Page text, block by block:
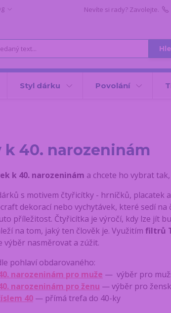
Nevíte si rady? Zavolejte.
Styl dárku Povolání
k 40. narozeninám
k 40. narozeninám a chcete ho vybrat
s motivem čtyřicítky - hrníčků, placatek
dekorací nebo vychytávek, které sedí na
příležitost. Čtyřicítka je výročí, kdy lze jít
na tom, jaký ten člověk je. Využitím filtrů
výběr nasměrovat a zúžit.
pohlaví obdarovaného:
narozeninám pro muže — výběr pro
narozeninám pro ženu — výběr pro
40— přímá trefa do 40-ky